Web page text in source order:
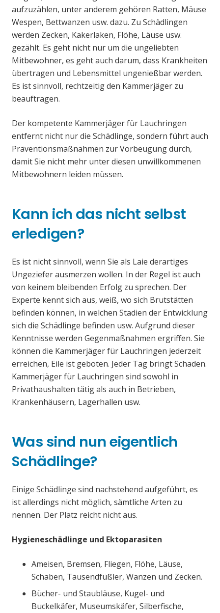
aufzuzählen, unter anderem gehören Ratten, Mäuse
Wespen, Bettwanzen usw. dazu. Zu Schädlingen
werden Zecken, Kakerlaken, Flöhe, Läuse usw.
gezählt. Es geht nicht nur um die ungeliebten
Mitbewohner, es geht auch darum, dass Krankheiten
übertragen und Lebensmittel ungenießbar werden.
Es ist sinnvoll, rechtzeitig den Kammerjäger zu
beauftragen.
Der kompetente Kammerjäger für Lauchringen
entfernt nicht nur die Schädlinge, sondern führt auch
Präventionsmaßnahmen zur Vorbeugung durch,
damit Sie nicht mehr unter diesen unwillkommenen
Mitbewohnern leiden müssen.
Kann ich das nicht selbst
erledigen?
Es ist nicht sinnvoll, wenn Sie als Laie derartiges
Ungeziefer ausmerzen wollen. In der Regel ist auch
von keinem bleibenden Erfolg zu sprechen. Der
Experte kennt sich aus, weiß, wo sich Brutstätten
befinden können, in welchen Stadien der Entwicklung
sich die Schädlinge befinden usw. Aufgrund dieser
Kenntnisse werden Gegenmaßnahmen ergriffen. Sie
können die Kammerjäger für Lauchringen jederzeit
erreichen, Eile ist geboten. Jeder Tag bringt Schaden.
Kammerjäger für Lauchringen sind sowohl in
Privathaushalten tätig als auch in Betrieben,
Krankenhäusern, Lagerhallen usw.
Was sind nun eigentlich
Schädlinge?
Einige Schädlinge sind nachstehend aufgeführt, es
ist allerdings nicht möglich, sämtliche Arten zu
nennen. Der Platz reicht nicht aus.
Hygieneschädlinge und Ektoparasiten
Ameisen, Bremsen, Fliegen, Flöhe, Läuse,
Schaben, Tausendfüßler, Wanzen und Zecken.
Bücher- und Staubläuse, Kugel- und
Buckelkäfer, Museumskäfer, Silberfische,